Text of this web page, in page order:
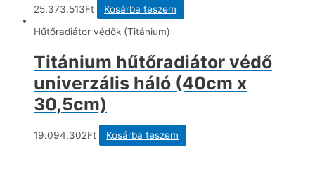
25.373.513Ft
Kosárba teszem
Hűtőradiátor védők (Titánium)
Titánium hűtőradiátor védő
univerzális háló (40cm x
30,5cm)
19.094.302Ft Kosárba teszem